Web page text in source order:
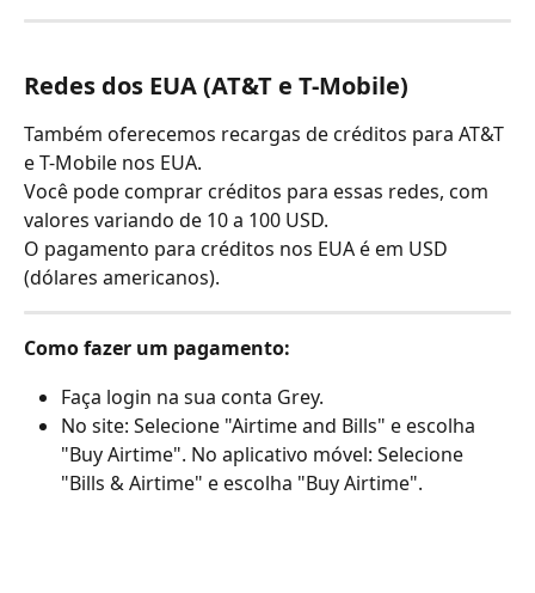
Redes dos EUA (AT&T e T-Mobile)
Também oferecemos recargas de créditos para AT&T
e T-Mobile nos EUA.
Você pode comprar créditos para essas redes, com
valores variando de 10 a 100 USD.
O pagamento para créditos nos EUA é em USD
(dólares americanos).
Como fazer um pagamento:
Faça login na sua conta Grey.
No site: Selecione "Airtime and Bills" e escolha
"Buy Airtime". No aplicativo móvel: Selecione
"Bills & Airtime" e escolha "Buy Airtime".